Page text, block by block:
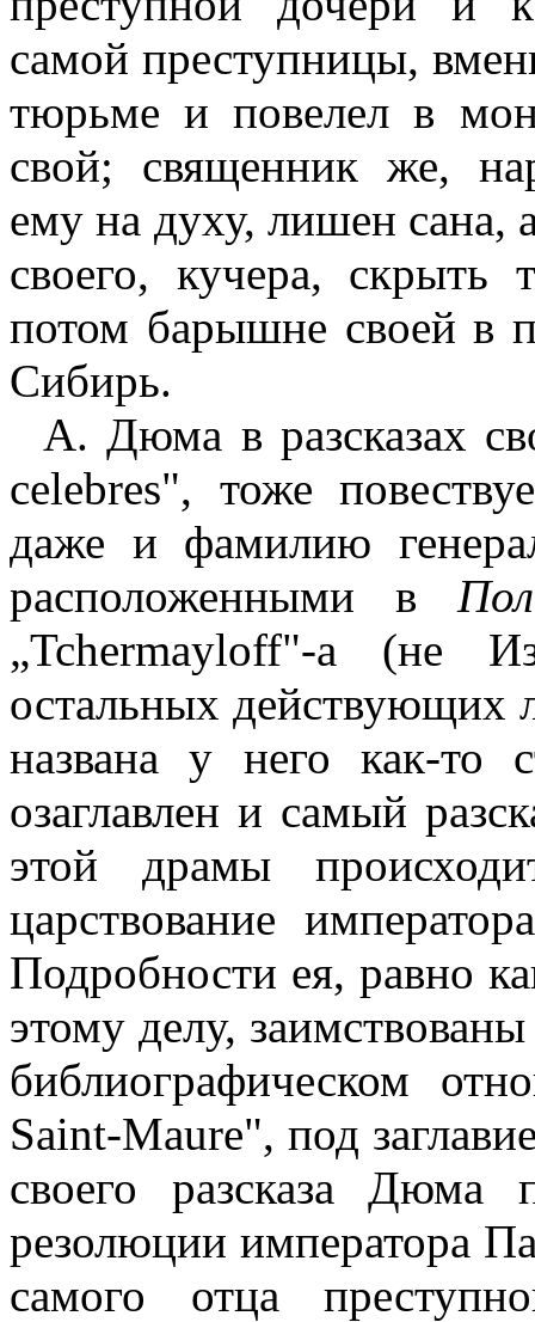
самой преступницы,
тюрьме и повелел в
свой; священник же,
ему на духу, лишен сана,
своего, кучера, скрыть
потом барышне своей в
Сибирь.
А. Дюма в разсказах
celebres", тоже
даже и фамилию
расположенными в
„Tchermayloff"-a
(не
остальных действующих
названа у него как-то
озаглавлен и самый
этой драмы
царствование
Подробности ея, равно
этому делу,
библиографическом
Saint-Maure", под
своего разсказа Дюма
резолюции императора
самого отца